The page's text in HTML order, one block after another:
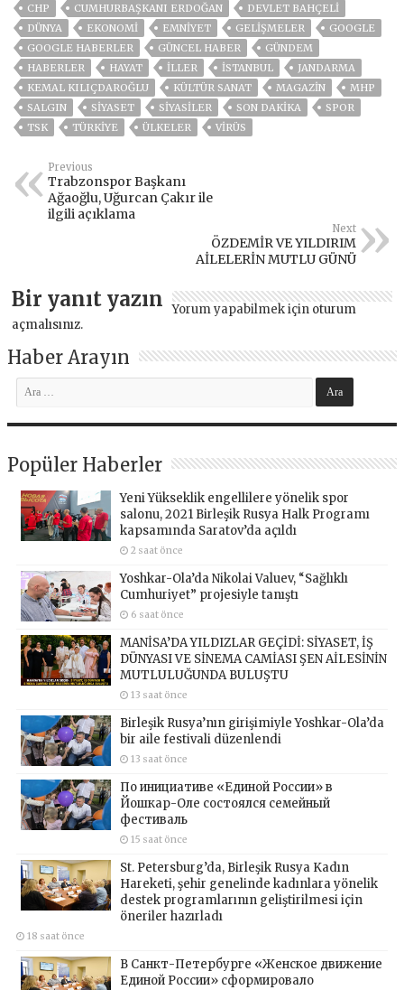
CHP
CUMHURBAŞKANI ERDOĞAN
DEVLET BAHÇELİ
DÜNYA
EKONOMİ EMNİYET GELIŞMELER
GOOGLE
GOOGLE HABERLER
GÜNCEL HABER
GÜNDEM
HABERLER
HAYAT İLLER ISTANBUL
JANDARMA
KEMAL KILIÇDAROĞLU
KÜLTÜR SANAT MAGAZİN
MHP
SALGIN
SİYASET SİYASİLER SON DAKIKA
SPOR
TSK
TÜRKİYE ÜLKELER VIRÜS
Previous
Trabzonspor Başkanı
Ağaoğlu, Uğurcan Çakır ile
ilgili açıklama
Next
ÖZDEMİR VE YILDIRIM
AİLELERİN MUTLU GÜNÜ
Bir yanıt yazın Yorum yapabilmek için oturum
açmalısınız.
Haber Arayın
Popüler Haberler
Yeni Yükseklik engellilere yönelik spor
salonu, 2021 Birleşik Rusya Halk Programı
kapsamında Saratov’da açıldı
2 saat önce
Yoshkar-Ola’da Nikolai Valuev, “Sağlıklı
Cumhuriyet” projesiyle tanıştı
6 saat önce
MANİSA’DA YILDIZLAR GEÇİDİ: SİYASET, İŞ
DÜNYASI VE SİNEMA CAMİASI ŞEN AİLESİNİN
MUTLULUĞUNDA BULUŞTU
13 saat önce
Birleşik Rusya’nın girişimiyle Yoshkar-Ola’da
bir aile festivali düzenlendi
13 saat önce
По инициативе «Единой России» в
Йошкар-Оле состоялся семейный
фестиваль
15 saat önce
St. Petersburg’da, Birleşik Rusya Kadın
Hareketi, şehir genelinde kadınlara yönelik
destek programlarının geliştirilmesi için
öneriler hazırladı
18 saat önce
В Санкт-Петербурге «Женское движение
Единой России» сформировало